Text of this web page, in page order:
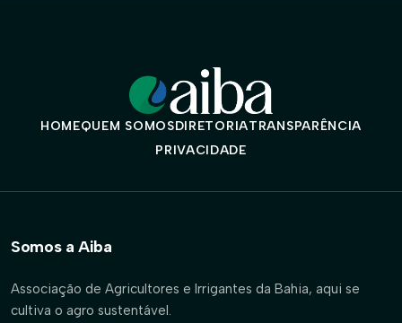
HOMEQUEM SOMOSDIRETORIATRANSPARÊNCIA
PRIVACIDADE
Somos a Aiba
Associação de Agricultores e Irrigantes da Bahia, aqui se
cultiva o agro sustentável.